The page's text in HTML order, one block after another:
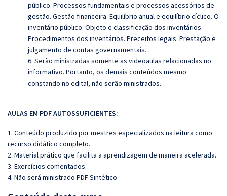
público. Processos fundamentais e processos acessórios de
gestão. Gestão financeira. Equilíbrio anual e equilíbrio cíclico. O
inventário público. Objeto e classificação dos inventários.
Procedimentos dos inventários. Preceitos legais. Prestação e
julgamento de contas governamentais.
6. Serão ministradas somente as videoaulas relacionadas no
informativo. Portanto, os demais conteúdos mesmo
constando no edital, não serão ministrados.
AULAS EM PDF AUTOSSUFICIENTES:
1. Conteúdo produzido por mestres especializados na leitura como
recurso didático completo.
2. Material prático que facilita a aprendizagem de maneira acelerada.
3. Exercícios comentados.
4. Não será ministrado PDF Sintético